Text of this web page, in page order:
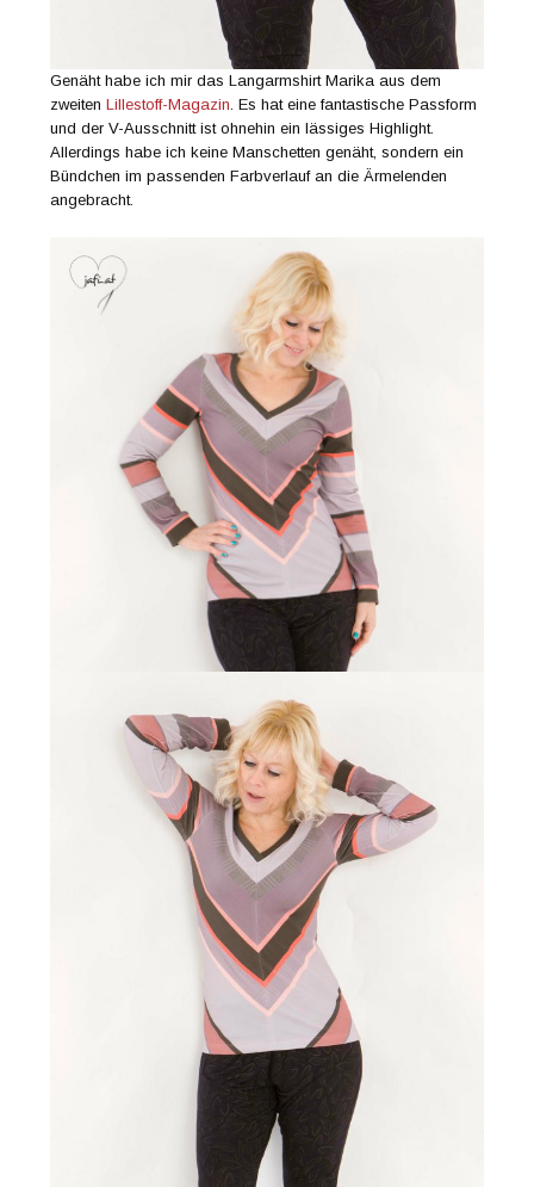
Genäht habe ich mir das Langarmshirt Marika aus dem
zweitenLillestoff-Magazin. Es hat eine fantastische Passform
und der V-Ausschnitt ist ohnehin ein lässiges Highlight.
Allerdings habe ich keine Manschetten genäht, sondern ein
Bündchen im passenden Farbverlauf an die Ärmelenden
angebracht.